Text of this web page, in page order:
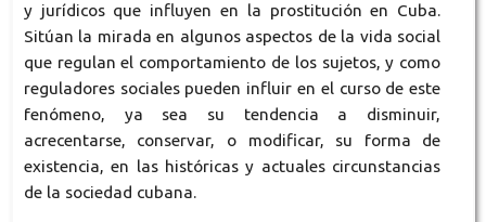
y jurídicos que influyen en la prostitución en Cuba.
Sitúan la mirada en algunos aspectos de la vida social
que regulan el comportamiento de los sujetos, y como
reguladores sociales pueden influir en el curso de este
fenómeno, ya sea su tendencia a disminuir,
acrecentarse, conservar, o modificar, su forma de
existencia, en las históricas y actuales circunstancias
de la sociedad cubana.